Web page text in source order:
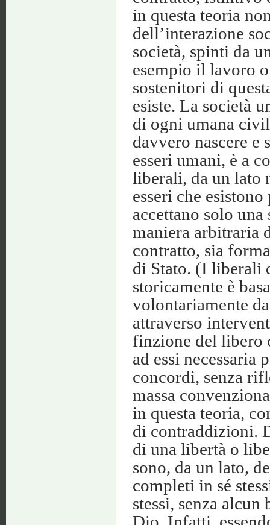
in questa teoria
dell’interazione
società, spinti da
esempio il lavoro
sostenitori di
esiste. La società
di ogni umana
davvero nascere
esseri umani, è a
liberali, da un lato
esseri che esistono
accettano solo
maniera arbitraria
contratto, sia
di Stato. (I liberali
storicamente è
volontariamente
attraverso
finzione del libero
ad essi necessaria
concordi, senza
massa
in questa teoria,
di contraddizioni.
di una libertà o
sono, da un lato,
completi in sé
stessi, senza